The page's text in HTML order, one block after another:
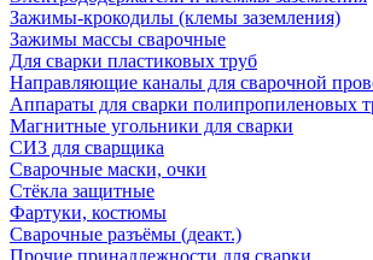
Зажимы-крокодилы (клемы заземления)
Зажимы массы сварочные
Для сварки пластиковых труб
Направляющие каналы для сварочной
Аппараты для сварки полипропиленовых
Магнитные угольники для сварки
СИЗ для сварщика
Сварочные маски, очки
Стёкла защитные
Фартуки, костюмы
Сварочные разъёмы (деакт.)
Прочие принадлежности для сварки